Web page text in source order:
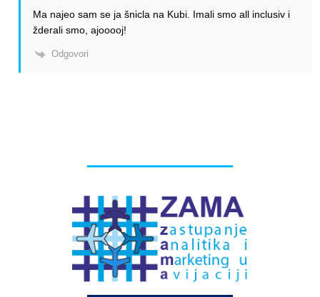
Ma najeo sam se ja šnicla na Kubi. Imali smo all inclusiv i
žderali smo, ajooooj!
Odgovori